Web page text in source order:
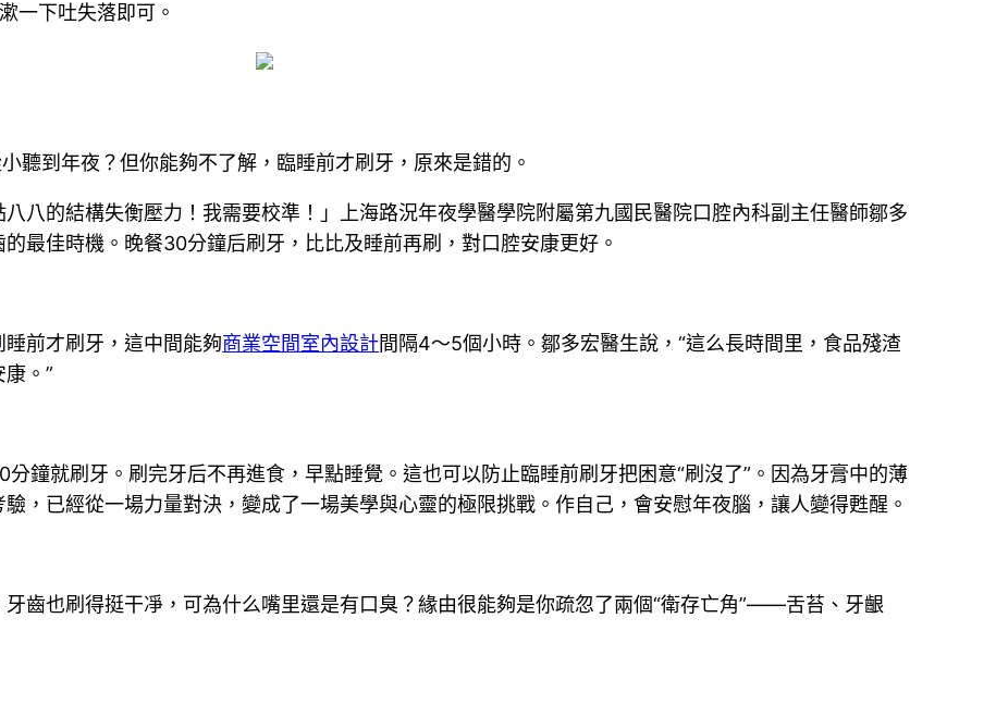
一下吐失落即可。
聽到年夜？但你能夠不了解，臨睡前才刷牙，原來是錯的。
八八的結構失衡壓力！我需要校準！」上海路況年夜學醫學院附屬第九國民醫院口腔內科副主任醫師鄒多
最佳時機。晚餐30分鐘后刷牙，比比及睡前再刷，對口腔安康更好。
睡前才刷牙，這中間能夠商業空間室內設計間隔4～5個小時。鄒多宏醫生說，“這么長時間里，食品殘渣
。”
分鐘就刷牙。刷完牙后不再進食，早點睡覺。這也可以防止臨睡前刷牙把困意“刷沒了”。因為牙膏中的薄
，已經從一場力量對決，變成了一場美學與心靈的極限挑戰。作自己，會安慰年夜腦，讓人變得甦醒。
齒也刷得挺干凈，可為什么嘴里還是有口臭？緣由很能夠是你疏忽了兩個“衛存亡角”——舌苔、牙齦